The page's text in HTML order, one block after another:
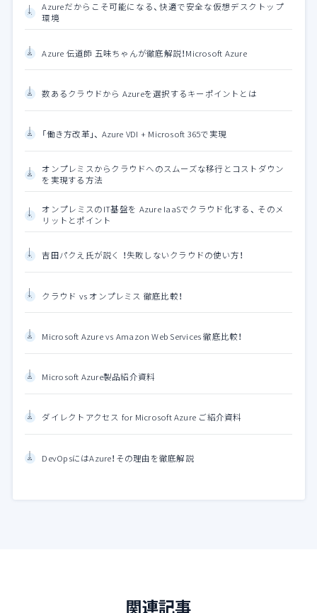
Azureだからこそ可能になる、快適で安全な仮想デスクトップ
環境
Azure 伝道師 五味ちゃんが徹底解説！Microsoft Azure
数あるクラウドから Azureを選択するキーポイントとは
「働き方改革」、 Azure VDI + Microsoft 365で実現
オンプレミスからクラウドへのスムーズな移行とコストダウン
を実現する方法
オンプレミスのIT基盤を Azure IaaSでクラウド化する、 そのメ
リットとポイント
吉田パクえ氏が説く ！失敗しないクラウドの使い方！
クラウド vs オンプレミス 徹底比較！
Microsoft Azure vs Amazon Web Services 徹底比較！
Microsoft Azure製品紹介資料
ダイレクトアクセス for Microsoft Azure ご紹介資料
DevOpsにはAzure！その理由を徹底解説
関連記事